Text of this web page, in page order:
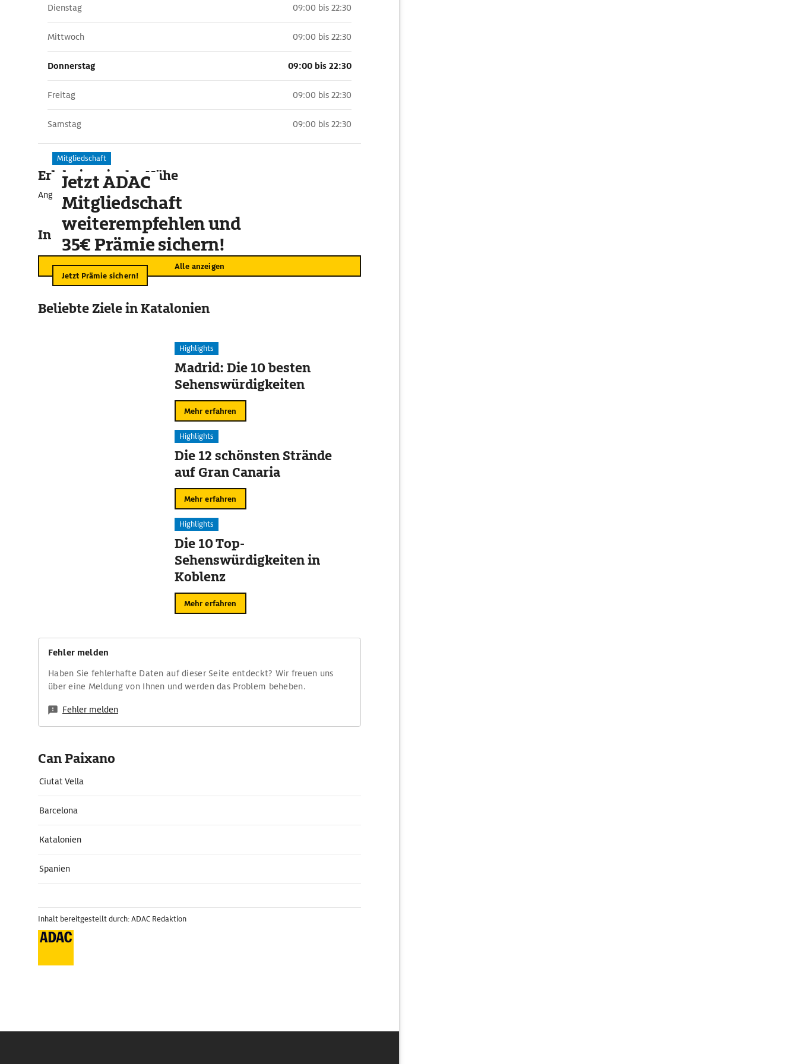
Dienstag 09:00 bis 22:30
Mittwoch 09:00 bis 22:30
Donnerstag 09:00 bis 22:30
Freitag 09:00 bis 22:30
Samstag 09:00 bis 22:30
Erlebnisse in der Nähe
Angebote für unvergessliche Momente
In der Umgebung
Alle anzeigen
Mitgliedschaft
Jetzt ADAC
Mitgliedschaft
weiterempfehlen und
35€ Prämie sichern!
Jetzt Prämie sichern!
Beliebte Ziele in Katalonien
Highlights
Madrid: Die 10 besten
Sehenswürdigkeiten
Mehr erfahren
Highlights
Die 12 schönsten Strände
auf Gran Canaria
Mehr erfahren
Highlights
Die 10 Top-
Sehenswürdigkeiten in
Koblenz
Mehr erfahren
Fehler melden
Haben Sie fehlerhafte Daten auf dieser Seite entdeckt? Wir freuen uns
über eine Meldung von Ihnen und werden das Problem beheben.
Fehler melden
Can Paixano
Ciutat Vella
Barcelona
Katalonien
Spanien
Inhalt bereitgestellt durch: ADAC Redaktion